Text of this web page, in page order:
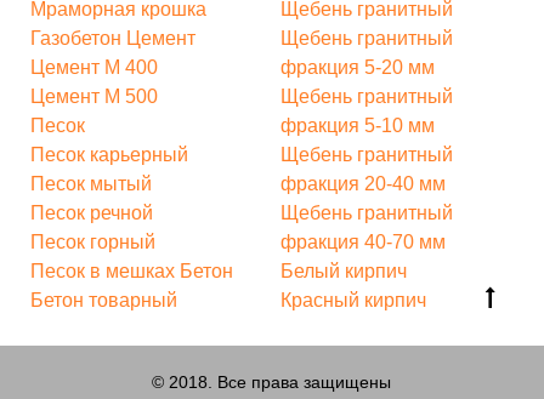
Мраморная крошка
Газобетон Цемент
Цемент М 400
Цемент М 500
Песок
Песок карьерный
Песок мытый
Песок речной
Песок горный
Песок в мешках Бетон
Бетон товарный
Щебень гранитный
Щебень гранитный
фракция 5-20 мм
Щебень гранитный
фракция 5-10 мм
Щебень гранитный
фракция 20-40 мм
Щебень гранитный
фракция 40-70 мм
Белый кирпич
Красный кирпич
© 2018. Все права защищены